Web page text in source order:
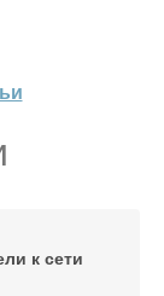
к сети